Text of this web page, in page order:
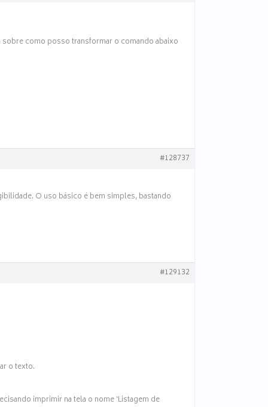
sobre como posso transformar o comando abaixo
#128737
O uso básico é bem simples, bastando
#129132
o texto.
imprimir na tela o nome ‘Listagem de